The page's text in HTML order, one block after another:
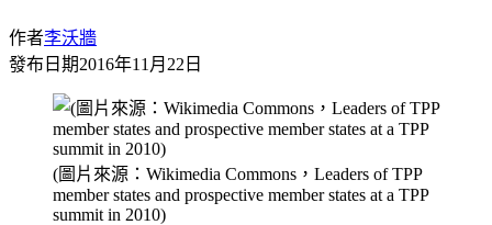
作者李沃牆
發布日期2016年11月22日
(圖片來源：Wikimedia Commons，Leaders of TPP
member states and prospective member states at a TPP
summit in 2010)